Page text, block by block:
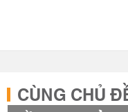
CÙNG CHỦ